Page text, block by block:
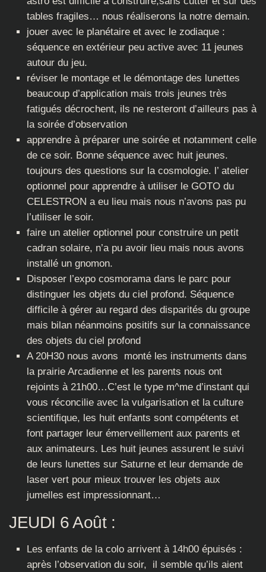
tables fragiles… nous réaliserons la notre demain.
jouer avec le planétaire et avec le zodiaque :
séquence en extérieur peu active avec 11 jeunes
autour du jeu.
réviser le montage et le démontage des lunettes
beaucoup d’application mais trois jeunes très
fatigués décrochent, ils ne resteront d’ailleurs pas à
la soirée d’observation
apprendre à préparer une soirée et notamment celle
de ce soir. Bonne séquence avec huit jeunes.
toujours des questions sur la cosmologie. l’ atelier
optionnel pour apprendre à utiliser le GOTO du
CELESTRON a eu lieu mais nous n’avons pas pu
l’utiliser le soir.
faire un atelier optionnel pour construire un petit
cadran solaire, n’a pu avoir lieu mais nous avons
installé un gnomon.
Disposer l’expo cosmorama dans le parc pour
distinguer les objets du ciel profond. Séquence
difficile à gérer au regard des disparités du groupe
mais bilan néanmoins positifs sur la connaissance
des objets du ciel profond
A 20H30 nous avons monté les instruments dans
la prairie Arcadienne et les parents nous ont
rejoints à 21h00…C’est le type m^me d’instant qui
vous réconcilie avec la vulgarisation et la culture
scientifique, les huit enfants sont compétents et
font partager leur émerveillement aux parents et
aux animateurs. Les huit jeunes assurent le suivi
de leurs lunettes sur Saturne et leur demande de
laser vert pour mieux trouver les objets aux
jumelles est impressionnant…
JEUDI 6 Août :
Les enfants de la colo arrivent à 14h00 épuisés :
après l’observation du soir, il semble qu’ils aient